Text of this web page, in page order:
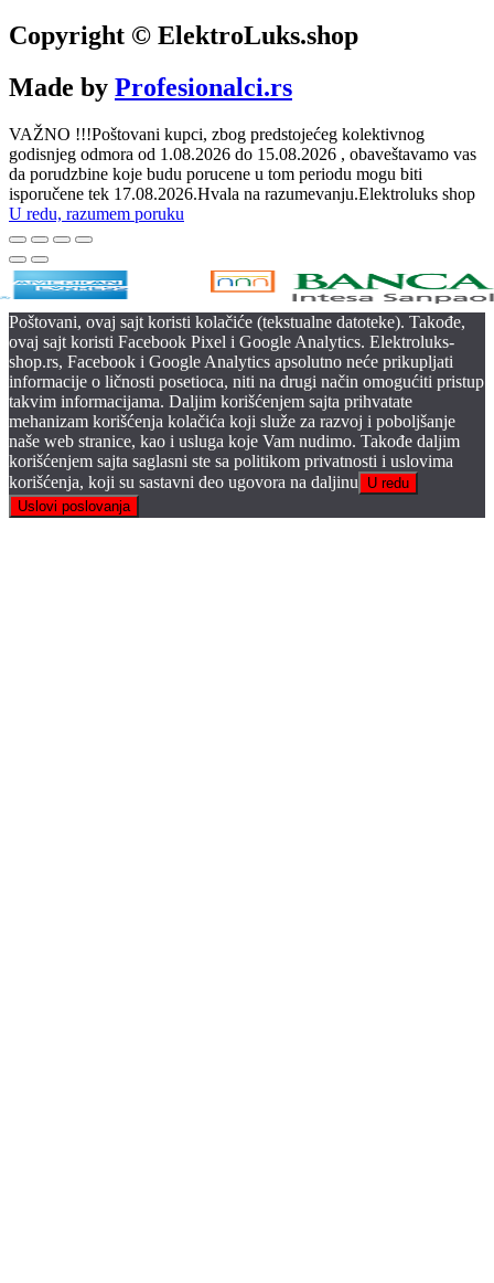
Copyright © ElektroLuks.shop
Made by Profesionalci.rs
VAŽNO !!!Poštovani kupci, zbog predstojećeg kolektivnog
godisnjeg odmora od 1.08.2026 do 15.08.2026 , obaveštavamo vas
da porudzbine koje budu porucene u tom periodu mogu biti
isporučene tek 17.08.2026.Hvala na razumevanju.Elektroluks shop
U redu, razumem poruku
Poštovani, ovaj sajt koristi kolačiće (tekstualne datoteke). Takođe,
ovaj sajt koristi Facebook Pixel i Google Analytics. Elektroluks-
shop.rs, Facebook i Google Analytics apsolutno neće prikupljati
informacije o ličnosti posetioca, niti na drugi način omogućiti pristup
takvim informacijama. Daljim korišćenjem sajta prihvatate
mehanizam korišćenja kolačića koji služe za razvoj i poboljšanje
naše web stranice, kao i usluga koje Vam nudimo. Takođe daljim
korišćenjem sajta saglasni ste sa politikom privatnosti i uslovima
korišćenja, koji su sastavni deo ugovora na daljinu
U redu
Uslovi poslovanja